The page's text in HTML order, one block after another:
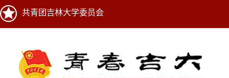
共青团吉林大学委员会